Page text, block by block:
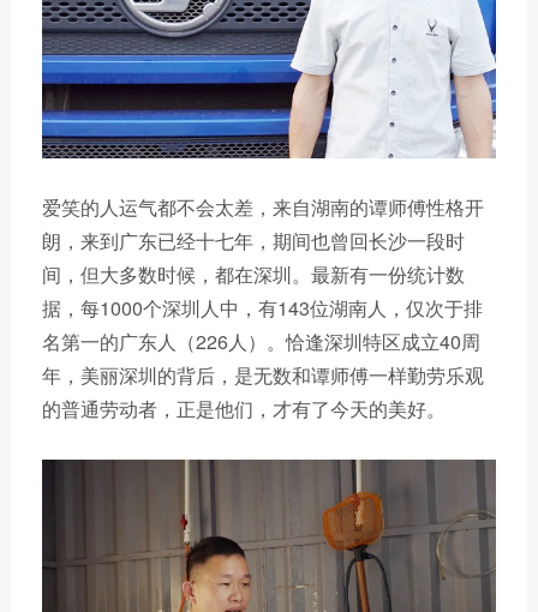
爱笑的人运气都不会太差，来自湖南的谭师傅性格开
朗，来到广东已经十七年，期间也曾回长沙一段时
间，但大多数时候，都在深圳。最新有一份统计数
据，每1000个深圳人中，有143位湖南人，仅次于排
名第一的广东人（226人）。恰逢深圳特区成立40周
年，美丽深圳的背后，是无数和谭师傅一样勤劳乐观
的普通劳动者，正是他们，才有了今天的美好。